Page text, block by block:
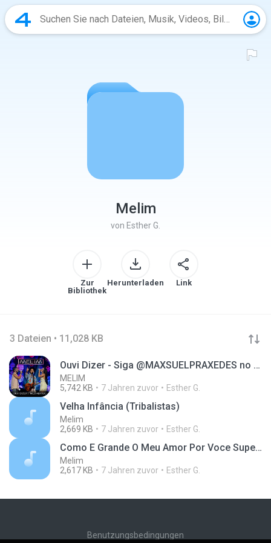
Melim
von Esther G.
Zur
Bibliothek
Herunterladen Link
3 Dateien • 11,028 KB
Ouvi Dizer - Siga @MAXSUELPRAXEDES no Instagram
MELIM
5,742 KB
7 Jahren zuvor Esther G.
Velha Infância (Tribalistas)
Melim
2,669 KB
7 Jahren zuvor Esther G.
Como E Grande O Meu Amor Por Voce Super Duper Love Roberto Carlos Joss Stone
Melim
2,617 KB
7 Jahren zuvor Esther G.
Benutzungsbedingungen